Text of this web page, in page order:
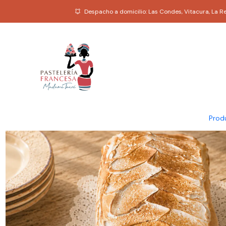
Despacho a domicilio: Las Condes, Vitacura, La